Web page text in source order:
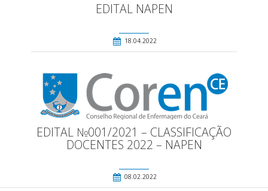
EDITAL NAPEN
18.04.2022
EDITAL №001/2021 – CLASSIFICAÇÃO
DOCENTES 2022 – NAPEN
08.02.2022